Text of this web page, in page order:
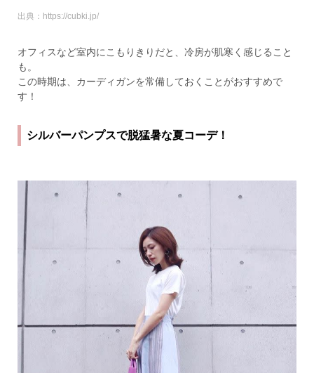
出典：https://cubki.jp/
オフィスなど室内にこもりきりだと、冷房が肌寒く感じること
も。
この時期は、カーディガンを常備しておくことがおすすめで
す！
シルバーパンプスで脱猛暑な夏コーデ！